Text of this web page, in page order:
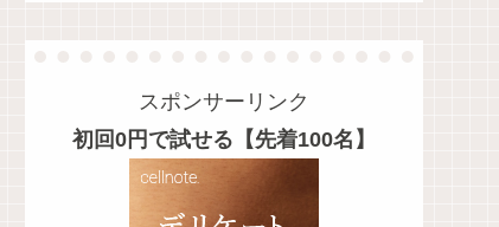
スポンサーリンク
初回0円で試せる【先着100名】